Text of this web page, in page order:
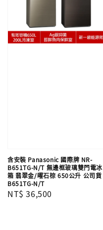
含安裝 Panasonic 國際牌 NR-
B651TG-N/T 無邊框玻璃雙門電冰
箱 翡翠金/曜石棕 650公升 公司貨
B651TG-N/T
Regular
NT$ 36,500